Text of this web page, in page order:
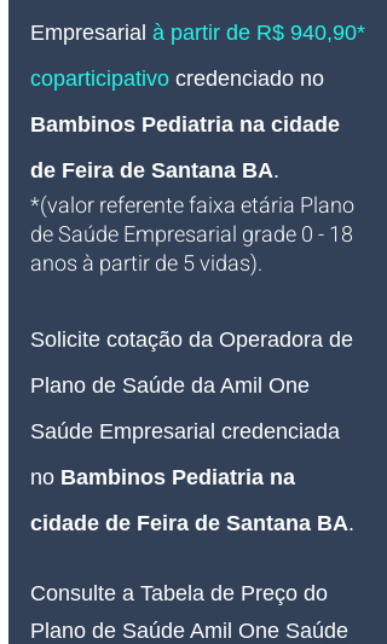
Empresarial à partir de R$ 940,90*
coparticipativo credenciado no
Bambinos Pediatria na cidade
de Feira de Santana BA.
*(valor referente faixa etária Plano
de Saúde Empresarial grade 0 - 18
anos à partir de 5 vidas).
Solicite cotação da Operadora de
Plano de Saúde da Amil One
Saúde Empresarial credenciada
no Bambinos Pediatria na
cidade de Feira de Santana BA.
Consulte a Tabela de Preço do
Plano de Saúde Amil One Saúde